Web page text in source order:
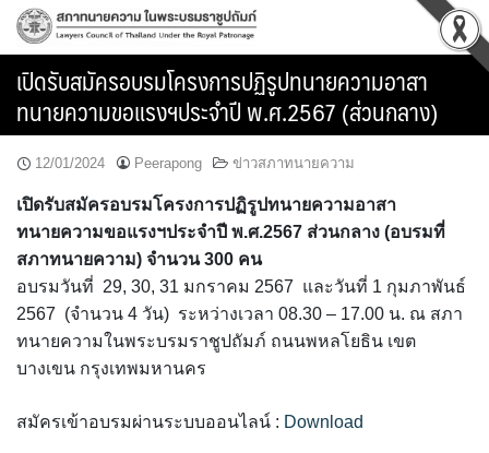
Skip
content
เปิดรับสมัครอบรมโครงการปฏิรูปทนายความอาสา
ทนายความขอแรงฯประจำปี พ.ศ.2567 (ส่วนกลาง)
12/01/2024 Peerapong ข่าวสภาทนายความ
เปิดรับสมัครอบรมโครงการปฏิรูปทนายความอาสา
ทนายความขอแรงฯประจำปี พ.ศ.2567 ส่วนกลาง (อบรมที่
สภาทนายความ) จำนวน 300 คน
อบรมวันที่ 29, 30, 31 มกราคม 2567 และวันที่ 1 กุมภาพันธ์
2567 (จำนวน 4 วัน) ระหว่างเวลา 08.30 – 17.00 น. ณ สภา
ทนายความในพระบรมราชูปถัมภ์ ถนนพหลโยธิน เขต
บางเขน กรุงเทพมหานคร
สมัครเข้าอบรมผ่านระบบออนไลน์ : Download